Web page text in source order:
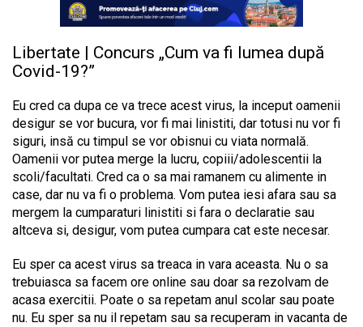
Libertate | Concurs „Cum va fi lumea după
Covid-19?”
Eu cred ca dupa ce va trece acest virus, la inceput oamenii
desigur se vor bucura, vor fi mai linistiti, dar totusi nu vor fi
siguri, insă cu timpul se vor obisnui cu viata normală.
Oamenii vor putea merge la lucru, copiii/adolescentii la
scoli/facultati. Cred ca o sa mai ramanem cu alimente in
case, dar nu va fi o problema. Vom putea iesi afara sau sa
mergem la cumparaturi linistiti si fara o declaratie sau
altceva si, desigur, vom putea cumpara cat este necesar.
Eu sper ca acest virus sa treaca in vara aceasta. Nu o sa
trebuiasca sa facem ore online sau doar sa rezolvam de
acasa exercitii. Poate o sa repetam anul scolar sau poate
nu. Eu sper sa nu il repetam sau sa recuperam in vacanta de